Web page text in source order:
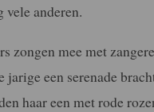
vele anderen.
zongen mee met
jarige een serenade
haar een met rode